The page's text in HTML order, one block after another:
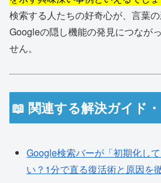
検索する人たちの好奇心が、言葉
Googleの隠し機能の発見につなが
せん。
📖 関連する解決ガイド
Google検索バーが「初期化し
い？1分で直る復活術と原因を